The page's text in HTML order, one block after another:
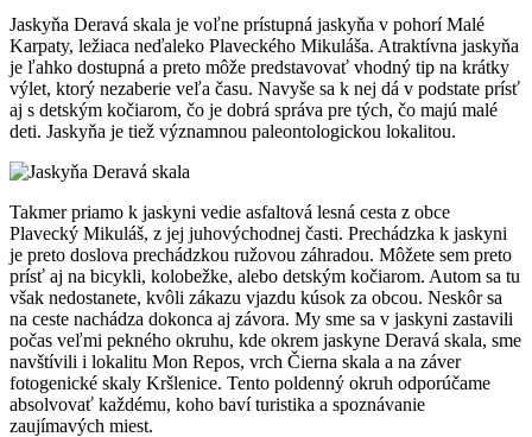
Jaskyňa Deravá skala je voľne prístupná jaskyňa v pohorí Malé
Karpaty, ležiaca neďaleko Plaveckého Mikuláša. Atraktívna jaskyňa
je ľahko dostupná a preto môže predstavovať vhodný tip na krátky
výlet, ktorý nezaberie veľa času. Navyše sa k nej dá v podstate prísť
aj s detským kočiarom, čo je dobrá správa pre tých, čo majú malé
deti. Jaskyňa je tiež významnou paleontologickou lokalitou.
Takmer priamo k jaskyni vedie asfaltová lesná cesta z obce
Plavecký Mikuláš, z jej juhovýchodnej časti. Prechádzka k jaskyni
je preto doslova prechádzkou ružovou záhradou. Môžete sem preto
prísť aj na bicykli, kolobežke, alebo detským kočiarom. Autom sa tu
však nedostanete, kvôli zákazu vjazdu kúsok za obcou. Neskôr sa
na ceste nachádza dokonca aj závora. My sme sa v jaskyni zastavili
počas veľmi pekného okruhu, kde okrem jaskyne Deravá skala, sme
navštívili i lokalitu Mon Repos, vrch Čierna skala a na záver
fotogenické skaly Kršlenice. Tento poldenný okruh odporúčame
absolvovať každému, koho baví turistika a spoznávanie
zaujímavých miest.